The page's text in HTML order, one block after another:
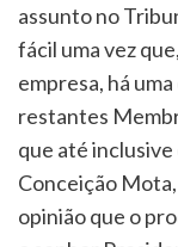
assunto no
fácil uma vez
empresa, há
restantes
que até inclusive
Conceição Mota,
opinião que o